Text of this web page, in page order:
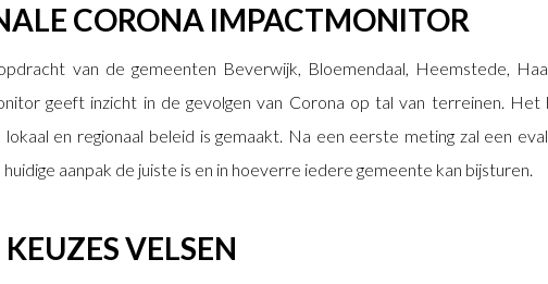
CORONA IMPACTMONITOR
van de gemeenten Beverwijk, Bloemendaal, Heemstede,
geeft inzicht in de gevolgen van Corona op tal van terreinen. Het
en regionaal beleid is gemaakt. Na een eerste meting zal een
aanpak de juiste is en in hoeverre iedere gemeente kan bijsturen.
VELSEN